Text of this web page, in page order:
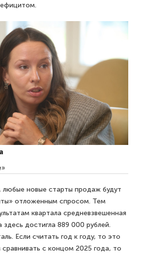
любые новые старты продаж будут
отложенным спросом. Тем
квартала средневзвешенная
достигла 889 000 рублей.
Если считать год к году, то это
с концом 2025 года, то